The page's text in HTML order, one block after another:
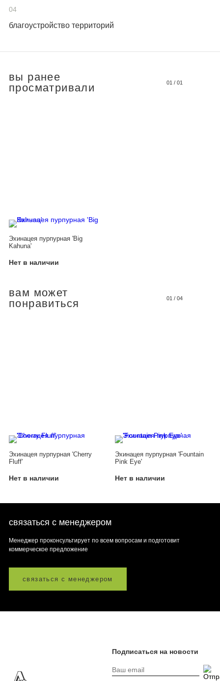
04
благоустройство территорий
вы ранее
просматривали
01 / 01
Эхинацея пурпурная 'Big
Kahuna'
Нет в наличии
вам может
понравиться
01 / 04
Эхинацея пурпурная 'Cherry
Fluff'
Нет в наличии
Эхинацея пурпурная 'Fountain
Pink Eye'
Нет в наличии
связаться с менеджером
Менеджер проконсультирует по всем вопросам и подготовит
коммерческое предложение
связаться с менеджером
Подписаться на новости